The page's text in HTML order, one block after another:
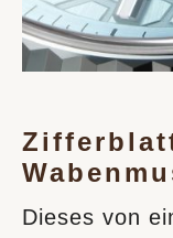
Dieses von